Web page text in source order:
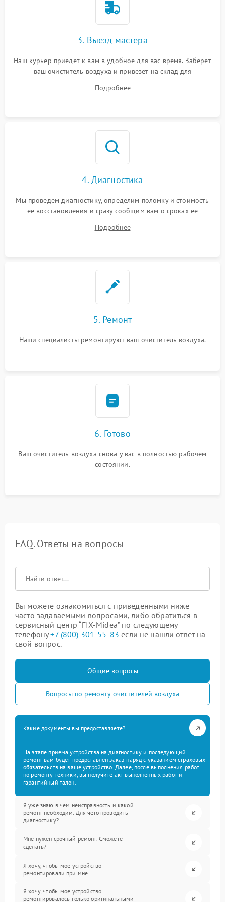
3. Выезд мастера
Наш курьер приедет к вам в удобное для вас время. Заберет
ваш очиститель воздуха и привезет на склад для
Подробнее
4. Диагностика
Мы проведем диагностику, определим поломку и стоимость
ее восстановления и сразу сообщим вам о сроках ее
Подробнее
5. Ремонт
Наши специалисты ремонтируют ваш очиститель воздуха.
6. Готово
Ваш очиститель воздуха снова у вас в полностью рабочем
состоянии.
FAQ. Ответы на вопросы
Вы можете ознакомиться с приведенными ниже
часто задаваемыми вопросами, либо обратиться в
сервисный центр “FIX-Midea” по следующему
телефону+7 (800) 301-55-83 если не нашли ответ на
свой вопрос.
Общие вопросы
Вопросы по ремонту очистителей воздуха
Какие документы вы предоставляете?
На этапе приема устройства на диагностику и последующий
ремонт вам будет предоставлен заказ-наряд с указанием страховых
обязательств на ваше устройство. Далее, после выполнения работ
по ремонту техники, вы получите акт выполненных работ и
гарантийный талон.
Я уже знаю в чем неисправность и какой
ремонт необходим. Для чего проводить
диагностику?
Мне нужен срочный ремонт. Сможете
сделать?
Я хочу, чтобы мое устройство
ремонтировали при мне.
Я хочу, чтобы мое устройство
ремонтировалось только оригинальными